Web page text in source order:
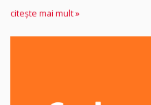
citește mai mult »